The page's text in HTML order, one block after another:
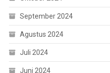
September 2024
Agustus 2024
Juli 2024
Juni 2024